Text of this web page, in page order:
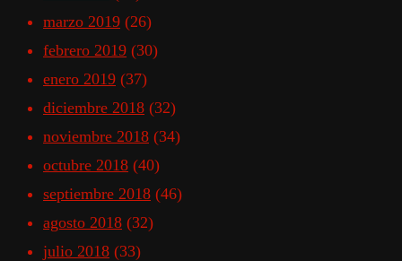
marzo 2019 (26)
febrero 2019 (30)
enero 2019 (37)
diciembre 2018 (32)
noviembre 2018 (34)
octubre 2018 (40)
septiembre 2018 (46)
agosto 2018 (32)
julio 2018 (33)